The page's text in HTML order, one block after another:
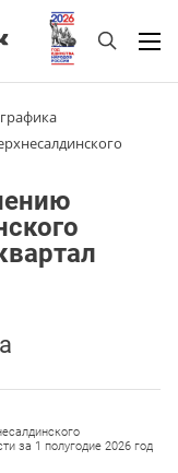
за 1 полугодие 2026 год